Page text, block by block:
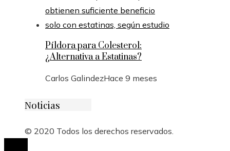
Píldora para Colesterol:
¿Alternativa a Estatinas?
Carlos GalindezHace 9 meses
Noticias
© 2020 Todos los derechos reservados.